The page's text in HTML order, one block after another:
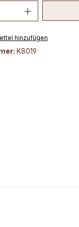
Anzahl:
hinzufügen
K8019